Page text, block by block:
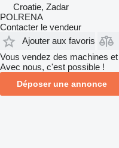
Croatie, Zadar
POLRENA
Contacter le vendeur
Ajouter aux favoris
Vous vendez des machines
Avec nous, c'est possible !
Déposer une annonce